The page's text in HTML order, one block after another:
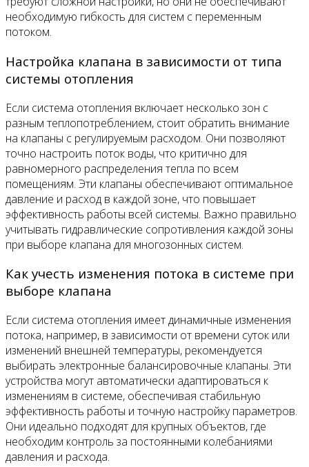
необходимую гибкость для систем с переменным
потоком.
Настройка клапана в зависимости от типа
системы отопления
Если система отопления включает несколько зон с
разным теплопотреблением, стоит обратить внимание
на клапаны с регулируемым расходом. Они позволяют
точно настроить поток воды, что критично для
равномерного распределения тепла по всем
помещениям. Эти клапаны обеспечивают оптимальное
давление и расход в каждой зоне, что повышает
эффективность работы всей системы. Важно правильно
учитывать гидравлические сопротивления каждой зоны
при выборе клапана для многозонных систем.
Как учесть изменения потока в системе при
выборе клапана
Если система отопления имеет динамичные изменения
потока, например, в зависимости от времени суток или
изменений внешней температуры, рекомендуется
выбирать электронные балансировочные клапаны. Эти
устройства могут автоматически адаптироваться к
изменениям в системе, обеспечивая стабильную
эффективность работы и точную настройку параметров.
Они идеально подходят для крупных объектов, где
необходим контроль за постоянными колебаниями
давления и расхода.